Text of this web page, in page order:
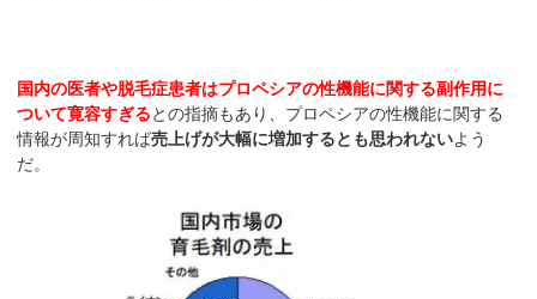
国内の医者や脱毛症患者はプロペシアの性機能に関する副作用に
ついて寛容すぎるとの指摘もあり、プロペシアの性機能に関する
情報が周知すれば売上げが大幅に増加するとも思われないよう
だ。